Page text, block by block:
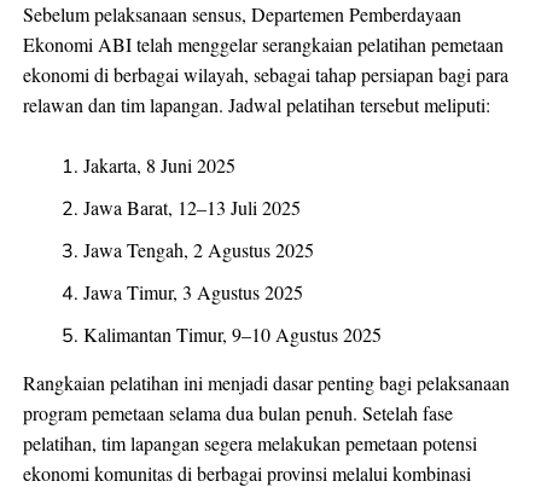
Sebelum pelaksanaan sensus, Departemen Pemberdayaan
Ekonomi ABI telah menggelar serangkaian pelatihan pemetaan
ekonomi di berbagai wilayah, sebagai tahap persiapan bagi para
relawan dan tim lapangan. Jadwal pelatihan tersebut meliputi:
Jakarta, 8 Juni 2025
Jawa Barat, 12–13 Juli 2025
Jawa Tengah, 2 Agustus 2025
Jawa Timur, 3 Agustus 2025
Kalimantan Timur, 9–10 Agustus 2025
Rangkaian pelatihan ini menjadi dasar penting bagi pelaksanaan
program pemetaan selama dua bulan penuh. Setelah fase
pelatihan, tim lapangan segera melakukan pemetaan potensi
ekonomi komunitas di berbagai provinsi melalui kombinasi